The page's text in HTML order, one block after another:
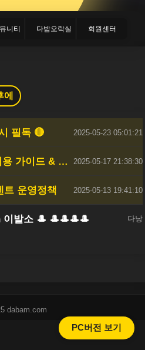
니티 다밤오락실 회원센터
필독 🔴 2025-05-23 05:01:21
한 활동을 위한 안내 2025-05-17 21:38:30
트 운영정책 2025-05-13 19:41:10
발소 🎩 🎩🎩🎩🎩 다낭
dabam.com
PC버전 보기